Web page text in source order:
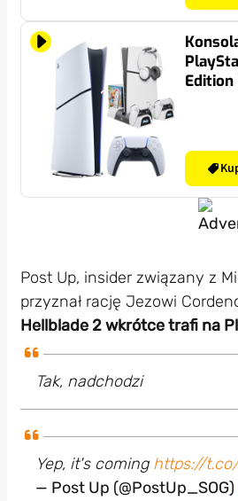
Edition
Post Up, insider związany z
przyznał rację Jezowi
Hellblade 2 wkrótce trafi na
Tak, nadchodzi
Yep, it's cominghttps://t.co/
— Post Up (@PostUp_SOG)